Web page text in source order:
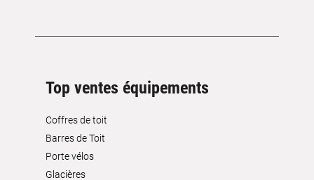
Top ventes équipements
Coffres de toit
Barres de Toit
Porte vélos
Glacières